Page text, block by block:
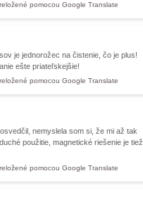
pomocou Google Translate
je jednorožec na čistenie, čo je plus!
ešte priateľskejšie!
pomocou Google Translate
nemyslela som si, že mi až tak
použitie, magnetické riešenie je tiež
pomocou Google Translate